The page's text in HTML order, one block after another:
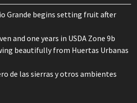
Grande begins setting fruit after
and one years in USDA Zone 9b
beautifully from Huertas Urbanas
de las sierras y otros ambientes